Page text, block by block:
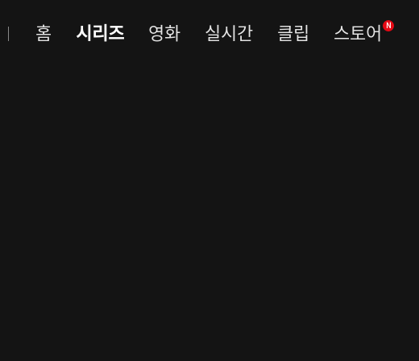
홈 시리즈 영화 실시간 클립 스토어 N